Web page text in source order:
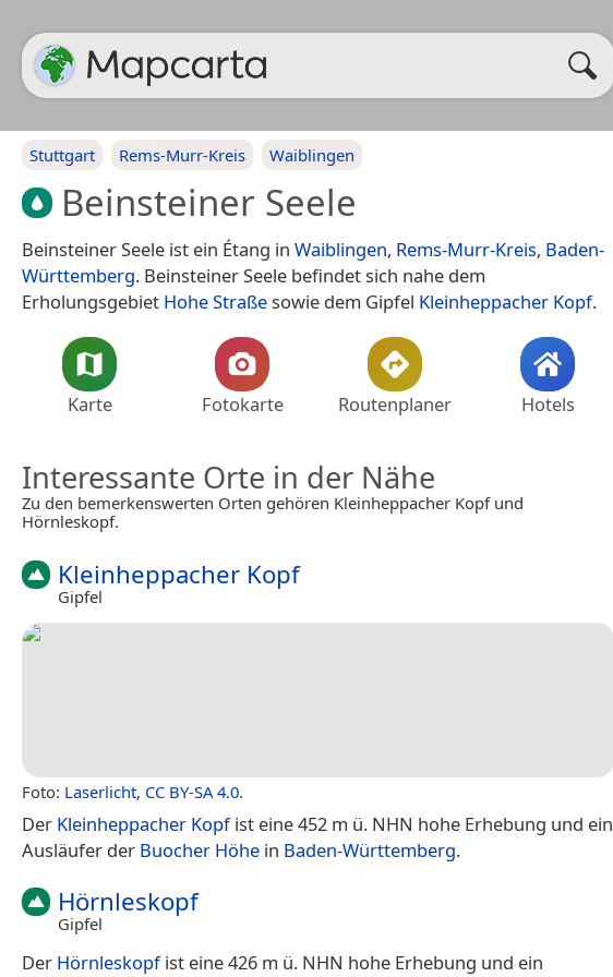
Stuttgart Rems-Murr-Kreis Waiblingen
Beinsteiner Seele
Beinsteiner Seele ist ein Étang in Waiblingen, Rems-Murr-Kreis, Baden-
Württemberg. Beinsteiner Seele befindet sich nahe dem
Erholungsgebiet Hohe Straßesowie dem Gipfel Kleinheppacher Kopf.
Karte Fotokarte Routenplaner Hotels
Interessante Orte in der Nähe
Zu den bemerkenswerten Orten gehören Kleinheppacher Kopf und
Hörnleskopf.
Kleinheppacher Kopf
Gipfel
Foto: Laserlicht, CC BY-SA 4.0.
Der Kleinheppacher Kopfist eine 452 m ü. NHN hohe Erhebung und ein
Ausläufer der Buocher Höhe in Baden-Württemberg.
Hörnleskopf
Gipfel
Der Hörnleskopfist eine 426 m ü. NHN hohe Erhebung und ein